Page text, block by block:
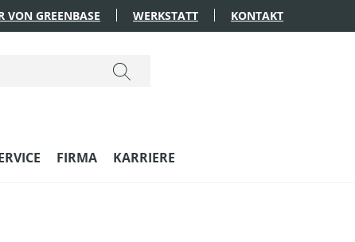
VON GREENBASE WERKSTATT KONTAKT
FIRMA KARRIERE